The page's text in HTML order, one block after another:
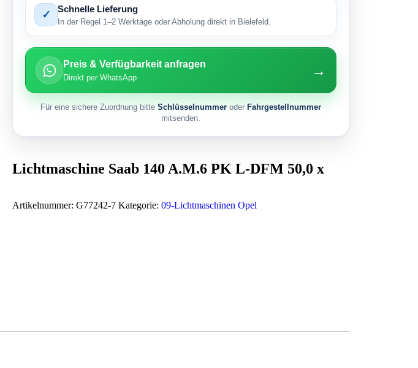
✓ Schnelle Lieferung
In der Regel 1–2 Werktage oder Abholung direkt in Bielefeld.
Preis & Verfügbarkeit anfragen
Direkt per WhatsApp →
Für eine sichere Zuordnung bitte Schlüsselnummer oder Fahrgestellnummer
mitsenden.
Lichtmaschine Saab 140 A.M.6 PK L-DFM 50,0 x
Artikelnummer: G77242-7 Kategorie: 09-Lichtmaschinen Opel